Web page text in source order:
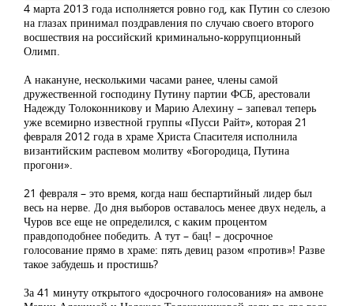
4 марта 2013 года исполняется ровно год, как Путин со слезою
на глазах принимал поздравления по случаю своего второго
восшествия на российский криминально-коррупционный
Олимп.
А накануне, несколькими часами ранее, члены самой
дружественной господину Путину партии ФСБ, арестовали
Надежду Толоконникову и Марию Алехину – запевал теперь
уже всемирно известной группы «Пусси Райт», которая 21
февраля 2012 года в храме Христа Спасителя исполнила
византийским распевом молитву «Богородица, Путина
прогони».
21 февраля – это время, когда наш беспартийный лидер был
весь на нерве. До дня выборов оставалось менее двух недель, а
Чуров все еще не определился, с каким процентом
правдоподобнее победить. А тут – бац! – досрочное
голосование прямо в храме: пять девиц разом «против»! Разве
такое забудешь и простишь?
За 41 минуту открытого «досрочного голосования» на амвоне